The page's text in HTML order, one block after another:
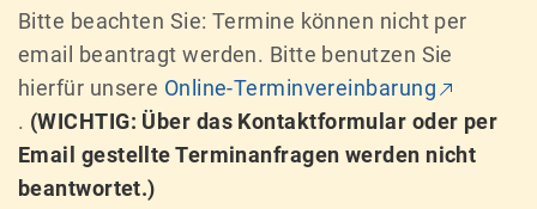
Bitte beachten Sie: Termine können nicht per
email beantragt werden. Bitte benutzen Sie
hierfür unsere Online-Terminvereinbarung
. (WICHTIG: Über das Kontaktformular oder per
Email gestellte Terminanfragen werden nicht
beantwortet.)